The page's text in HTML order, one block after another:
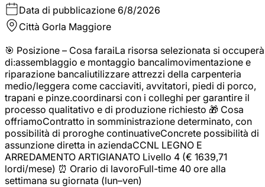
Data di pubblicazione 6/8/2026
Città Gorla Maggiore
🎯 Posizione – Cosa faraiLa risorsa selezionata si occuperà
di:assemblaggio e montaggio bancalimovimentazione e
riparazione bancaliutilizzare attrezzi della carpenteria
medio/leggera come cacciaviti, avvitatori, piedi di porco,
trapani e pinze.coordinarsi con i colleghi per garantire il
processo qualitativo e di produzione richiesto 🎁 Cosa
offriamoContratto in somministrazione determinato, con
possibilità di proroghe continuativeConcrete possibilità di
assunzione diretta in aziendaCCNL LEGNO E
ARREDAMENTO ARTIGIANATO Livello 4 (€ 1639,71
lordi/mese) ⏰ Orario di lavoroFull-time 40 ore alla
settimana su giornata (lun–ven)